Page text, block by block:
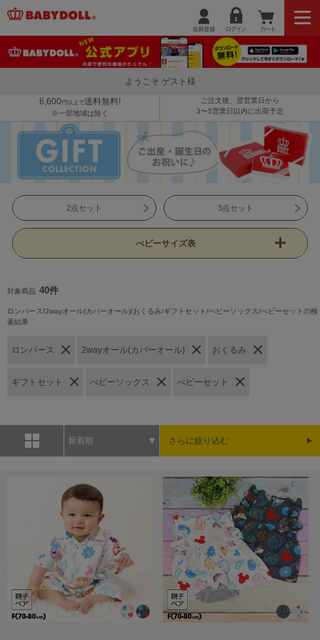
ようこそ ゲスト様
6,600 円以上で送料無料!
※一部地域は除く
ご注文後、翌営業日から
3〜5営業日以内に出荷予定
2点セット 3点セット
べビーサイズ表
対象商品 40件
ロンパース/2wayオール(カバーオール)/おくるみ/ギフトセット/べビーソックス/べビーセットの検
索結果
ロンパース 2wayオール(カバーオール) おくるみ
ギフトセット べビーソックス べビーセット
新着順 さらに絞り込む